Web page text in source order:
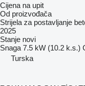
Cijena na upit
Od proizvođača
Strijela za postavljanje
2025
Stanje novi
Snaga 7.5 kW (10.2 k.s.)
Turska